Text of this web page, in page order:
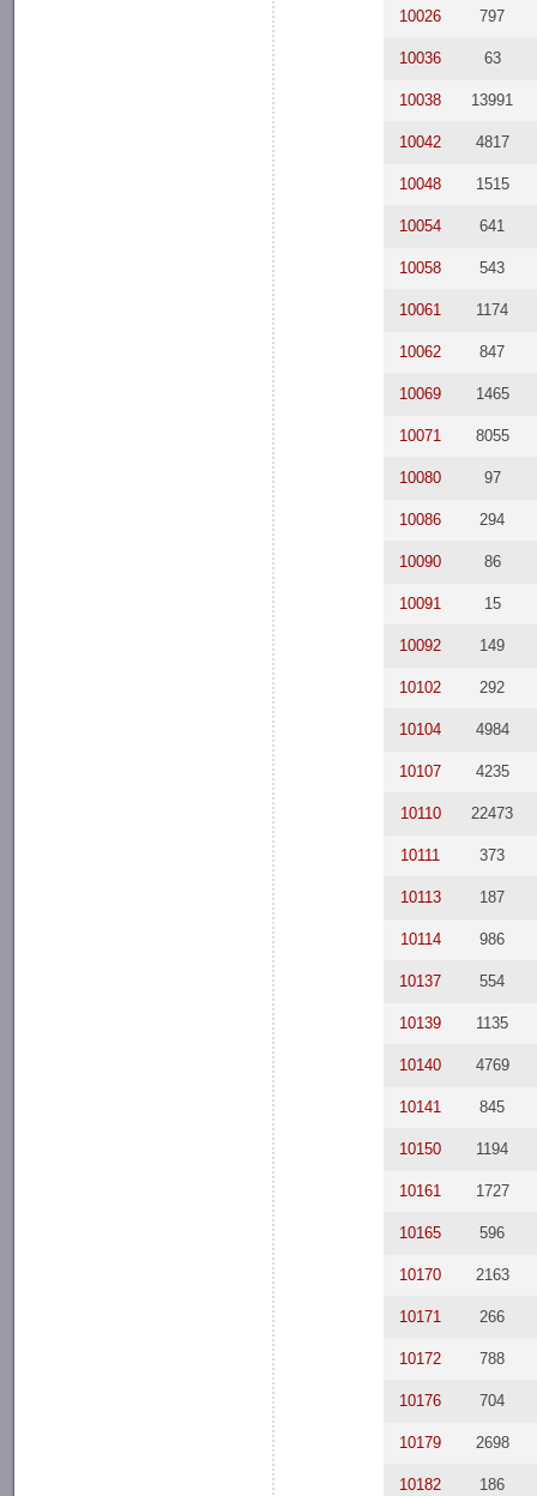
10026 797
10036 63
10038 13991
10042 4817
10048 1515
10054 641
10058 543
10061 1174
10062 847
10069 1465
10071 8055
10080 97
10086 294
10090 86
10091 15
10092 149
10102 292
10104 4984
10107 4235
10110 22473
10111 373
10113 187
10114 986
10137 554
10139 1135
10140 4769
10141 845
10150 1194
10161 1727
10165 596
10170 2163
10171 266
10172 788
10176 704
10179 2698
10182 186